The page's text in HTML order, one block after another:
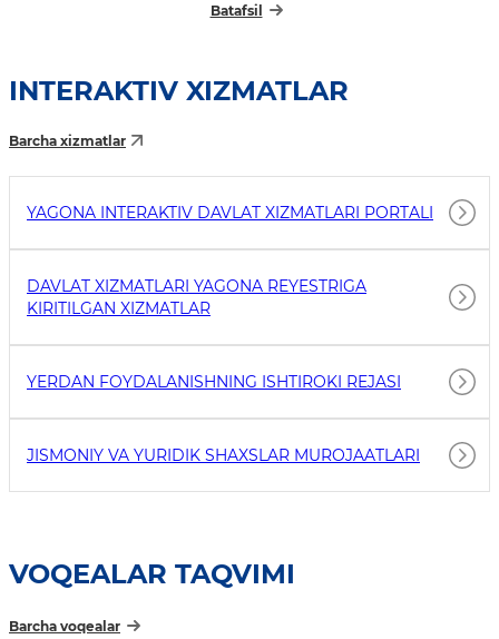
Batafsil
INTERAKTIV XIZMATLAR
Barcha xizmatlar
YAGONA INTERAKTIV DAVLAT XIZMATLARI PORTALI
DAVLAT XIZMATLARI YAGONA REYESTRIGA
KIRITILGAN XIZMATLAR
YERDAN FOYDALANISHNING ISHTIROKI REJASI
JISMONIY VA YURIDIK SHAXSLAR MUROJAATLARI
VOQEALAR TAQVIMI
Barcha voqealar